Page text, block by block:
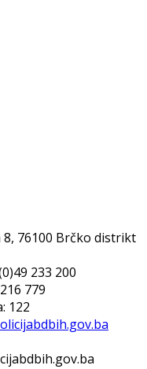
8, 76100 Brčko distrikt
233 200
779
122